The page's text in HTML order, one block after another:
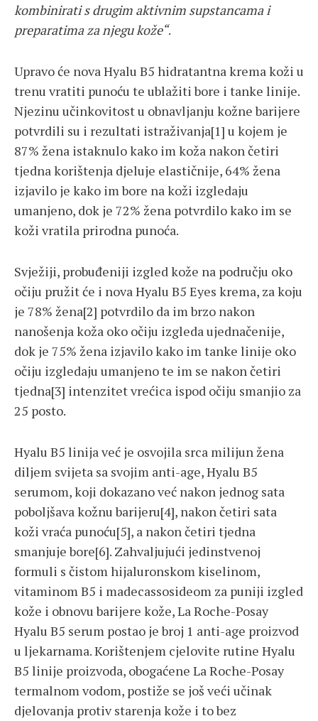
kombinirati s drugim aktivnim supstancama i
preparatima za njegu kože“.
Upravo će nova Hyalu B5 hidratantna krema koži u
trenu vratiti punoću te ublažiti bore i tanke linije.
Njezinu učinkovitost u obnavljanju kožne barijere
potvrdili su i rezultati istraživanja[1] u kojem je
87% žena istaknulo kako im koža nakon četiri
tjedna korištenja djeluje elastičnije, 64% žena
izjavilo je kako im bore na koži izgledaju
umanjeno, dok je 72% žena potvrdilo kako im se
koži vratila prirodna punoća.
Svježiji, probuđeniji izgled kože na području oko
očiju pružit će i nova Hyalu B5 Eyes krema, za koju
je 78% žena[2] potvrdilo da im brzo nakon
nanošenja koža oko očiju izgleda ujednačenije,
dok je 75% žena izjavilo kako im tanke linije oko
očiju izgledaju umanjeno te im se nakon četiri
tjedna[3] intenzitet vrećica ispod očiju smanjio za
25 posto.
Hyalu B5 linija već je osvojila srca milijun žena
diljem svijeta sa svojim anti-age, Hyalu B5
serumom, koji dokazano već nakon jednog sata
poboljšava kožnu barijeru[4], nakon četiri sata
koži vraća punoću[5], a nakon četiri tjedna
smanjuje bore[6]. Zahvaljujući jedinstvenoj
formuli s čistom hijaluronskom kiselinom,
vitaminom B5 i madecassosideom za puniji izgled
kože i obnovu barijere kože, La Roche-Posay
Hyalu B5 serum postao je broj 1 anti-age proizvod
u ljekarnama. Korištenjem cjelovite rutine Hyalu
B5 linije proizvoda, obogaćene La Roche-Posay
termalnom vodom, postiže se još veći učinak
djelovanja protiv starenja kože i to bez